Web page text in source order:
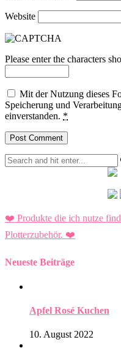
Website
Please enter the characters
Mit der Nutzung dieses
Speicherung und
einverstanden. *
❤️ Produkte die ich nutze
Plotterzubehör. ❤️
Neueste Beiträge
Apfel Rosé Kuchen
10. August 2022